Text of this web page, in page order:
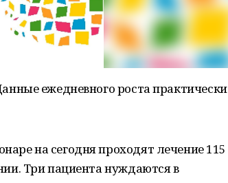
ежедневного роста практически
на сегодня проходят лечение 115
Три пациента нуждаются в